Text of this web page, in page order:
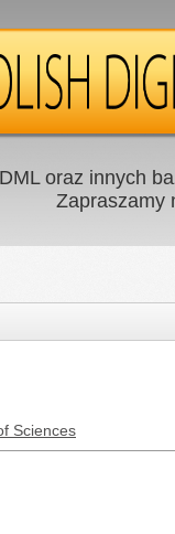
oraz innych
Zapraszamy
Sciences